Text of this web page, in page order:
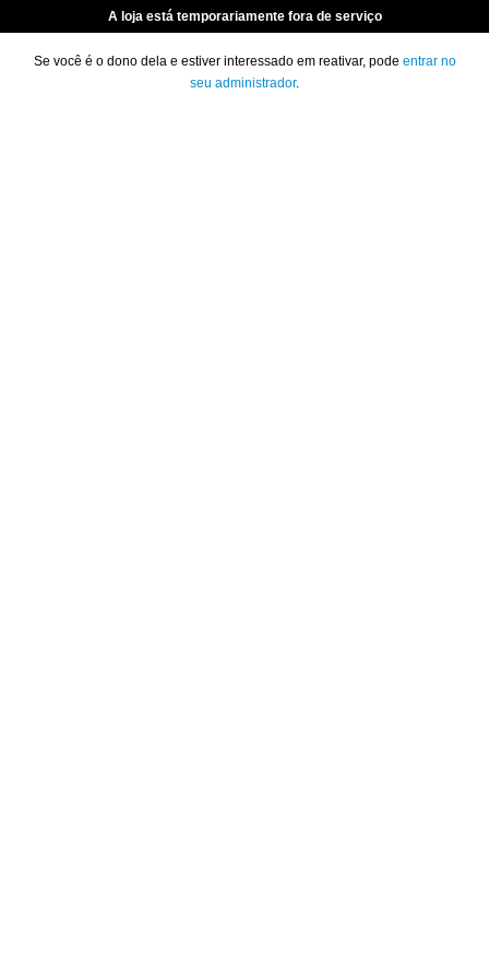
A loja está temporariamente fora de serviço
Se você é o dono dela e estiver interessado em reativar, pode entrar no
seu administrador.